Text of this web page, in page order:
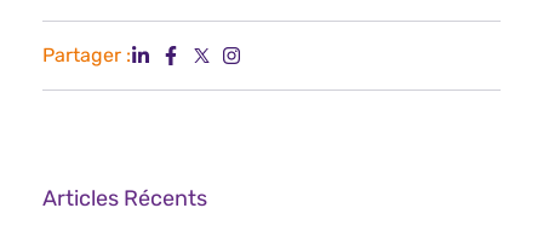
Partager :
Articles Récents